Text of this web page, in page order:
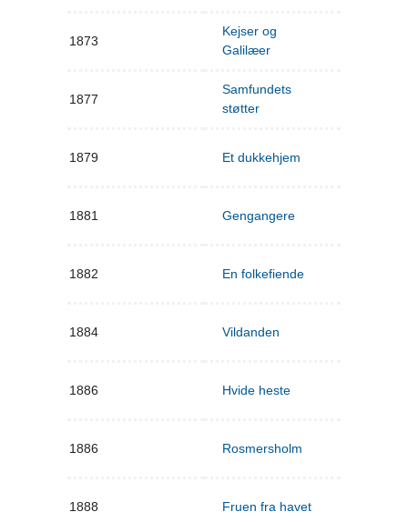
1873
Kejser og
Galilæer
1877
Samfundets
støtter
1879 Et dukkehjem
1881 Gengangere
1882 En folkefiende
1884 Vildanden
1886 Hvide heste
1886 Rosmersholm
1888 Fruen fra havet